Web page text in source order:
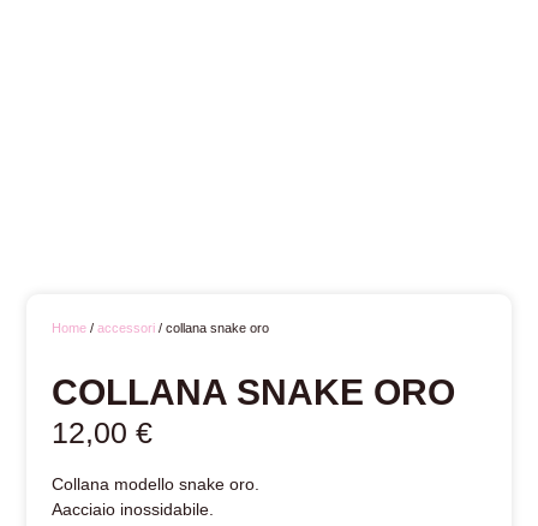
Home/ accessori/ collana snake oro
COLLANA SNAKE ORO
12,00 €
Collana modello snake oro.
Aacciaio inossidabile.